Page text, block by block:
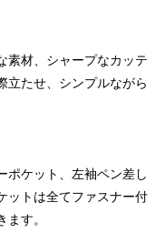
素材、シャープなカッテ
立たせ、シンプルながら
ポケット、左袖ペン差し
ットは全てファスナー付
す。